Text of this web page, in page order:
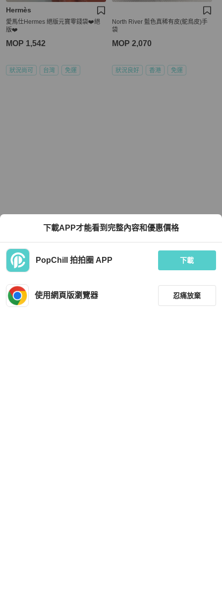
Hermès
愛馬仕Hermes 絕版元寶零錢袋❤️絕
版❤️
MOP 1,542
狀況尚可 台灣 免運
North River 藍色真稀有皮(鴕鳥皮)手
袋
MOP 2,070
狀況良好 香港 免運
下載APP才能看到完整內容和優惠價格
PopChill 拍拍圈 APP 下載
使用網頁版瀏覽器 忍痛放棄